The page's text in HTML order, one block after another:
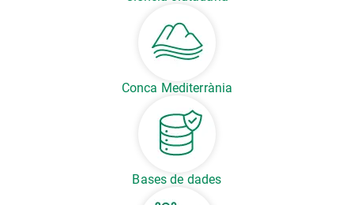
Conca Mediterrània
Bases de dades